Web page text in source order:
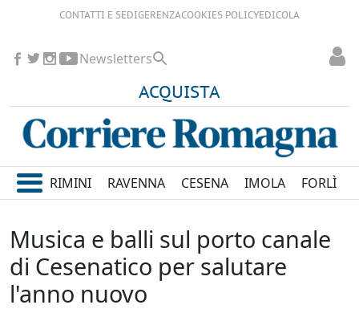
CONTATTI E SEDIGERENZACOOKIES POLICYEDICOLA
ACQUISTA
Newsletters
RIMINI RAVENNA CESENA IMOLA FORLÌ
Musica e balli sul porto canale
di Cesenatico per salutare
l'anno nuovo